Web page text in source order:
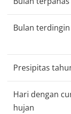
Bulan terdingin
Presipitas
Hari dengan
hujan